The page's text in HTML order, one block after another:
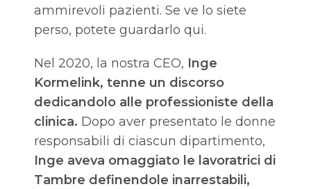
ammirevoli pazienti. Se ve lo siete
perso, potete guardarlo qui.
Nel 2020, la nostra CEO, Inge
Kormelink, tenne un discorso
dedicandolo alle professioniste della
clinica. Dopo aver presentato le donne
responsabili di ciascun dipartimento,
Inge aveva omaggiato le lavoratrici di
Tambre definendole inarrestabili,